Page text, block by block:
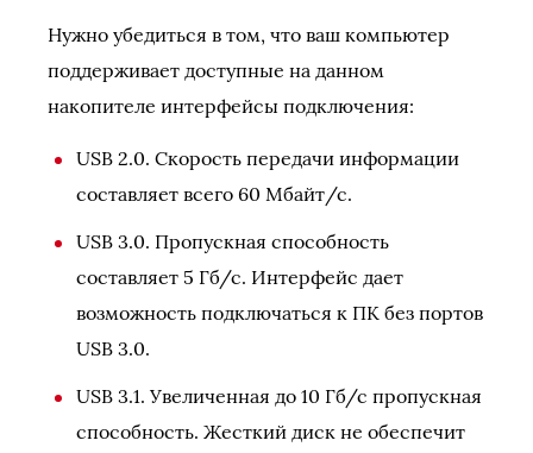
Нужно убедиться в том, что ваш компьютер
поддерживает доступные на данном
накопителе интерфейсы подключения:
USB 2.0. Скорость передачи информации
составляет всего 60 Мбайт/с.
USB 3.0. Пропускная способность
составляет 5 Гб/с. Интерфейс дает
возможность подключаться к ПК без портов
USB 3.0.
USB 3.1. Увеличенная до 10 Гб/с пропускная
способность. Жесткий диск не обеспечит